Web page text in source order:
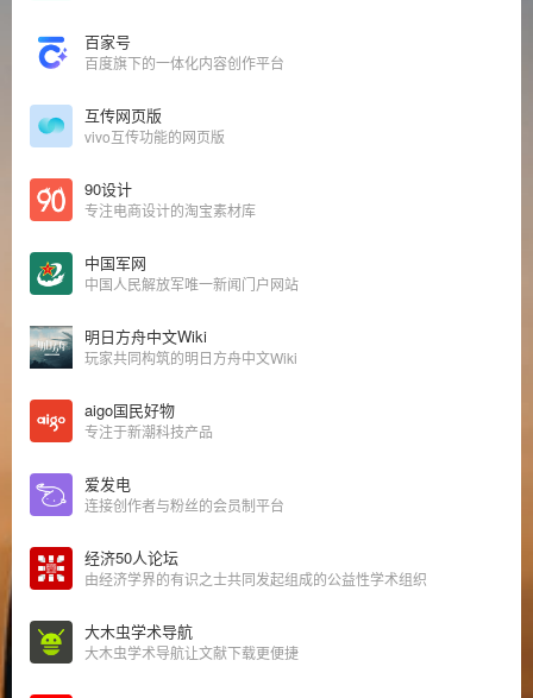
百家号
百度旗下的一体化内容创作平台
互传网页版
vivo互传功能的网页版
90设计
专注电商设计的淘宝素材库
中国军网
中国人民解放军唯一新闻门户网站
明日方舟中文Wiki
玩家共同构筑的明日方舟中文Wiki
aigo国民好物
专注于新潮科技产品
爱发电
连接创作者与粉丝的会员制平台
经济50人论坛
由经济学界的有识之士共同发起组成的公益性学术组织
大木虫学术导航
大木虫学术导航让文献下载更便捷